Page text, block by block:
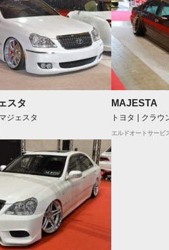
スタ
ジェスタ
MAJESTA
トヨタ | クラウ
エルドオートサービ